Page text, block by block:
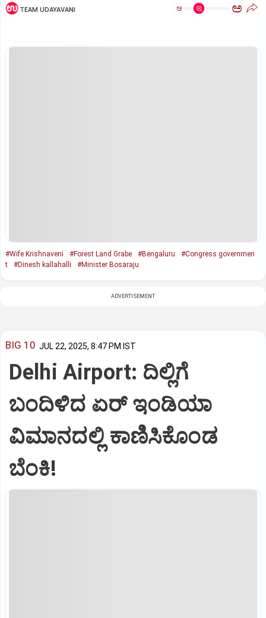
TEAM UDAYAVANI ಅ ಅ
#Wife Krishnaveni #Forest Land Grabe #Bengaluru
#Congress governmen
t
#Dinesh kallahalli #Minister Bosaraju
ADVERTISEMENT
BIG 10 JUL 22, 2025, 8:47 PM IST
Delhi Airport: ದಿಲ್ಲಿಗೆ
ಬಂದಿಳಿದ ಏರ್‌ ಇಂಡಿಯಾ
ವಿಮಾನದಲ್ಲಿ ಕಾಣಿಸಿಕೊಂಡ
ಬೆಂಕಿ!